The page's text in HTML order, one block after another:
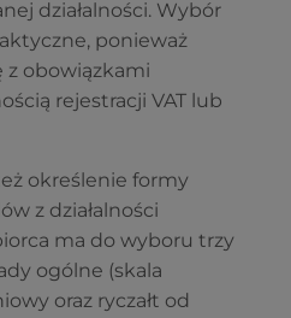
działalności. Wybór
ponieważ
z obowiązkami
rejestracji VAT lub
określenie formy
z działalności
ma do wyboru trzy
ogólne (skala
oraz ryczałt od